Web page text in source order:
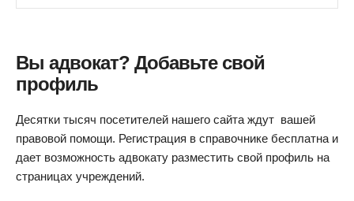
Вы адвокат? Добавьте свой
профиль
Десятки тысяч посетителей нашего сайта ждут вашей
правовой помощи. Регистрация в справочнике бесплатна и
дает возможность адвокату разместить свой профиль на
страницах учреждений.